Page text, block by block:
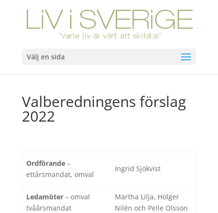
Välj en sida
Valberedningens förslag
2022
Ordförande –
ettårsmandat, omval
Ingrid Sjökvist
Ledamöter – omval
tvåårsmandat
Märtha Lilja, Holger
Nilén och Pelle Olsson